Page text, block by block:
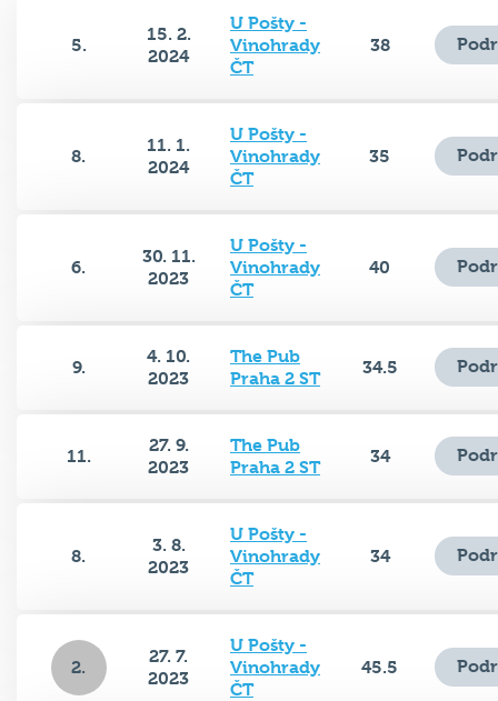
5.
15. 2.
2024
U Pošty -
Vinohrady
ČT
38
8.
11. 1.
2024
U Pošty -
Vinohrady
ČT
35
6.
30. 11.
2023
U Pošty -
Vinohrady
ČT
40
9.
4. 10.
2023
The Pub
Praha 2 ST
34.5
11.
27. 9.
2023
The Pub
Praha 2 ST
34
8.
3. 8.
2023
U Pošty -
Vinohrady
ČT
34
2.
27. 7.
2023
U Pošty -
Vinohrady
ČT
45.5